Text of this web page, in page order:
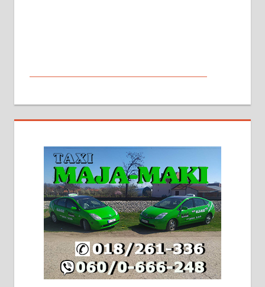
стамбене целине једна уз другу.
2х150м2, две гараже, централно
грејање на гас и дрва. Две
адресе. 063/71-74-023
Издајем комплетно опремљену
халу на Житковачком путу, на
плацу површине око 7 ари.
064/321-80-51; 063/102-35-25